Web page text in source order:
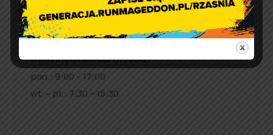
adres email:
gmina@rzasnia.pl
tel. 44 631-71-22 (biuro podawcze)
Godziny otwarcia Urzędu:
pon.: 9:00 – 17:00
wt. – pt.: 7:30 – 15:30